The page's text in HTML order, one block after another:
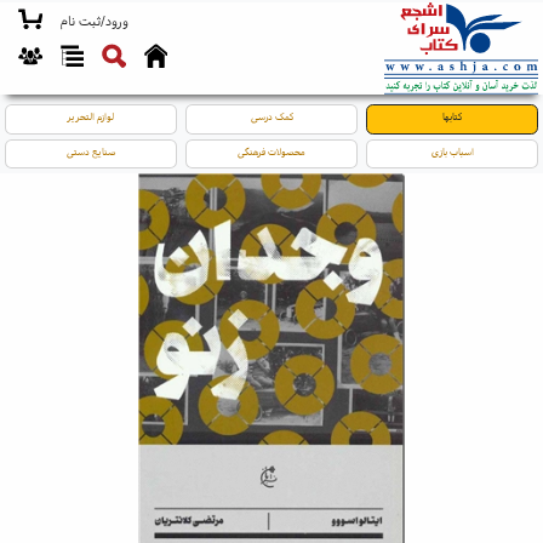
ورود/ثبت نام
کتابها کمک درسی لوازم التحریر
اسباب بازی محصولات فرهنگی صنایع دستی